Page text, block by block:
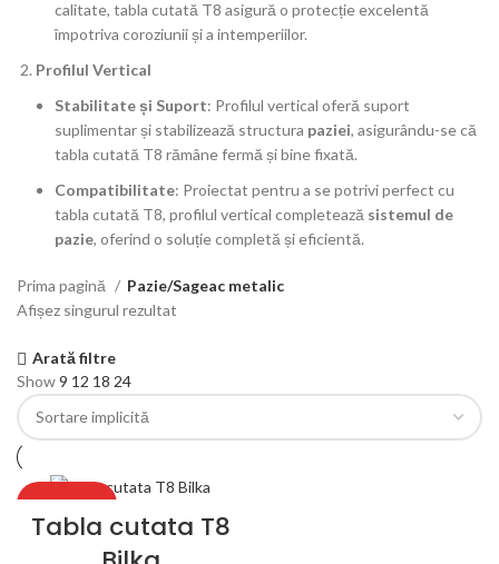
calitate, tabla cutată T8 asigură o protecție excelentă
împotriva coroziunii și a intemperiilor.
Profilul Vertical
Stabilitate și Suport: Profilul vertical oferă suport
suplimentar și stabilizează structura paziei, asigurându-se că
tabla cutată T8 rămâne fermă și bine fixată.
Compatibilitate: Proiectat pentru a se potrivi perfect cu
tabla cutată T8, profilul vertical completează sistemul de
pazie, oferind o soluție completă și eficientă.
Prima pagină
Pazie/Sageac metalic
Afișez singurul rezultat
Arată filtre
Show9 12 18 24
RECOMANDAT
Tabla cutata T8